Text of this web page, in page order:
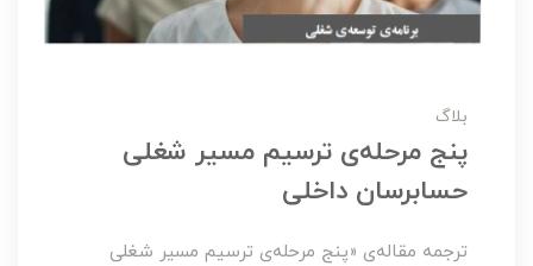
بلاگ
پنج مرحله‌ی ترسیم مسیر شغلی
حسابرسان داخلی
ترجمه مقاله‌ی «پنج مرحله‌ی ترسیم مسیر شغلی